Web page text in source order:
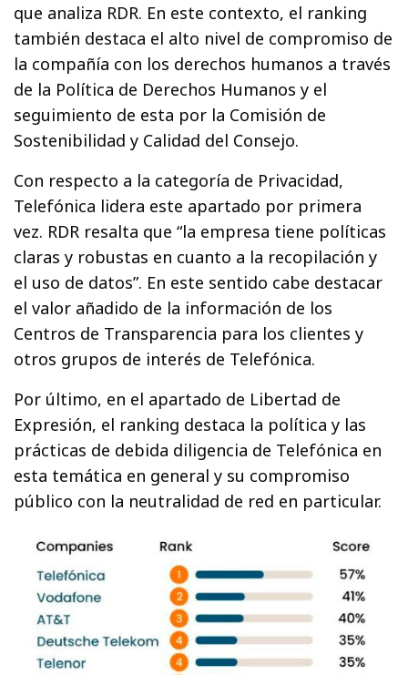
que analiza RDR. En este contexto, el ranking
también destaca el alto nivel de compromiso de
la compañía con los derechos humanos a través
de la Política de Derechos Humanos y el
seguimiento de esta por la Comisión de
Sostenibilidad y Calidad del Consejo.
Con respecto a la categoría de Privacidad,
Telefónica lidera este apartado por primera
vez. RDR resalta que “la empresa tiene políticas
claras y robustas en cuanto a la recopilación y
el uso de datos”. En este sentido cabe destacar
el valor añadido de la información de los
Centros de Transparencia para los clientes y
otros grupos de interés de Telefónica.
Por último, en el apartado de Libertad de
Expresión, el ranking destaca la política y las
prácticas de debida diligencia de Telefónica en
esta temática en general y su compromiso
público con la neutralidad de red en particular.